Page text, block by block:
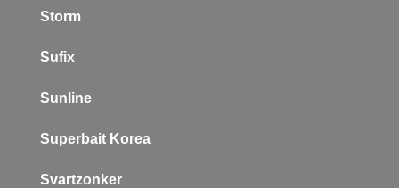
Storm
Sufix
Sunline
Superbait Korea
Svartzonker